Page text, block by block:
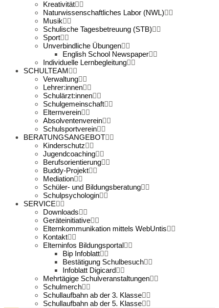
Kreativität
Naturwissenschaftliches Labor (NWL)
Musik
Schulische Tagesbetreuung (STB)
Sport
Unverbindliche Übungen
English School Newspaper
Individuelle Lernbegleitung
SCHULTEAM
Verwaltung
Lehrer:innen
Schulärzt:innen
Schulgemeinschaft
Elternverein
Absolventenverein
Schulsportverein
BERATUNGSANGEBOT
Kinderschutz
Jugendcoaching
Berufsorientierung
Buddy-Projekt
Mediation
Schüler- und Bildungsberatung
Schulpsychologin
SERVICE
Downloads
Geräteinitiative
Elternkommunikation mittels WebUntis
Kontakt
Elterninfos Bildungsportal
Bip Infoblatt
Bestätigung Schulbesuch
Infoblatt Digicard
Mehrtägige Schulveranstaltungen
Schulmerch
Schullaufbahn ab der 3. Klasse
Schullaufbahn ab der 5. Klasse